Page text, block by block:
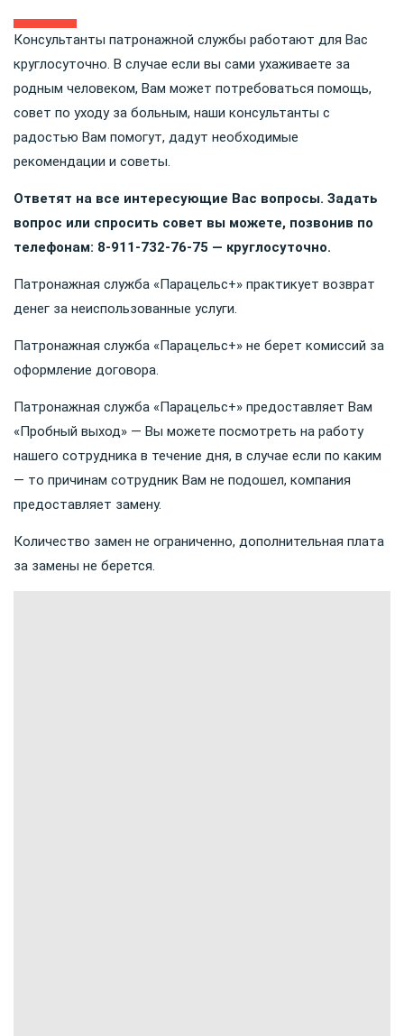
Консультанты патронажной службы работают для Вас
круглосуточно. В случае если вы сами ухаживаете за
родным человеком, Вам может потребоваться помощь,
совет по уходу за больным, наши консультанты с
радостью Вам помогут, дадут необходимые
рекомендации и советы.
Ответят на все интересующие Вас вопросы. Задать
вопрос или спросить совет вы можете, позвонив по
телефонам: 8-911-732-76-75 — круглосуточно.
Патронажная служба «Парацельс+» практикует возврат
денег за неиспользованные услуги.
Патронажная служба «Парацельс+» не берет комиссий за
оформление договора.
Патронажная служба «Парацельс+» предоставляет Вам
«Пробный выход» — Вы можете посмотреть на работу
нашего сотрудника в течение дня, в случае если по каким
— то причинам сотрудник Вам не подошел, компания
предоставляет замену.
Количество замен не ограниченно, дополнительная плата
за замены не берется.